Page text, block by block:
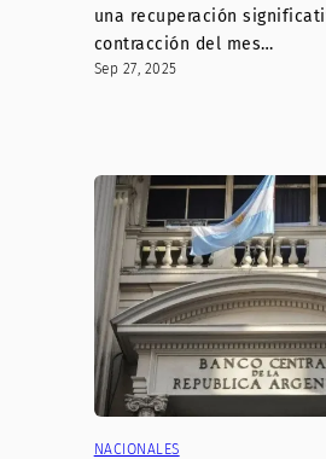
una recuperación
contracción del mes…
Sep 27, 2025
NACIONALES